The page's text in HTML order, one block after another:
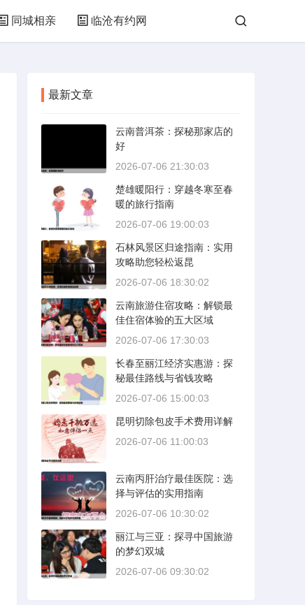
同城相亲 临沧有约网
最新文章
云南普洱茶：探秘那家店的
好
2026-07-06 21:30:03
楚雄暖阳行：穿越冬寒至春
暖的旅行指南
2026-07-06 19:00:03
石林风景区归途指南：实用
攻略助您轻松返昆
2026-07-06 18:30:02
云南旅游住宿攻略：解锁最
佳住宿体验的五大区域
2026-07-06 17:30:03
长春至丽江经济实惠游：探
秘最佳路线与省钱攻略
2026-07-06 15:00:03
昆明切除包皮手术费用详解
2026-07-06 11:00:03
云南丙肝治疗最佳医院：选
择与评估的实用指南
2026-07-06 10:30:02
丽江与三亚：探寻中国旅游
的梦幻双城
2026-07-06 09:30:02